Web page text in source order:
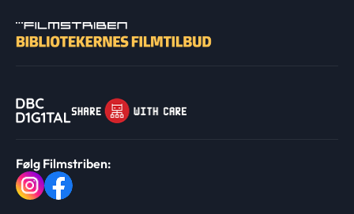
Følg Filmstriben: